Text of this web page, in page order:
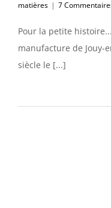
matières | 7
Pour la petite
manufacture de Jouy-
siècle le [...]